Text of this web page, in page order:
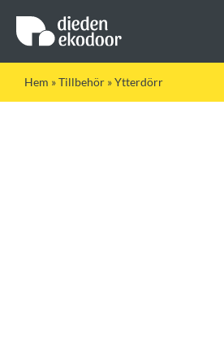
innehållet
Hem »Tillbehör »Ytterdörr